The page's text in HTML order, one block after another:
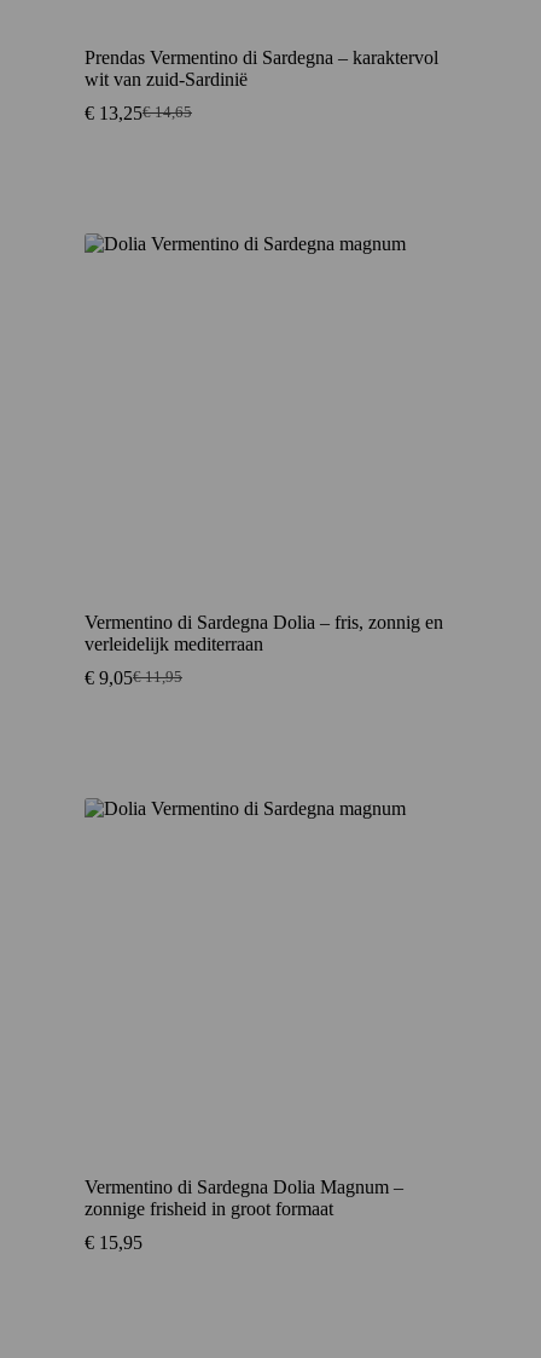
Prendas Vermentino di Sardegna – karaktervol
wit van zuid-Sardinië
€14,65
Oorspronkelijke
€ 13,25Huidige
Vermentino di Sardegna Dolia – fris, zonnig en
verleidelijk mediterraan
€11,95
Oorspronkelijke
€ 9,05Huidige
Vermentino di Sardegna Dolia Magnum –
zonnige frisheid in groot formaat
€ 15,95